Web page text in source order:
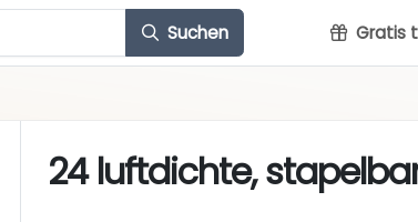
Suchen Gratis
24 luftdichte,